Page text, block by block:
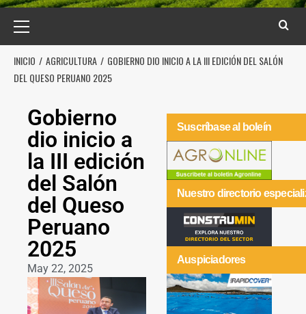
INICIO AGRICULTURA
GOBIERNO DIO INICIO A LA III EDICIÓN DEL SALÓN
DEL QUESO PERUANO 2025
Gobierno
dio inicio a
la III edición
del Salón
del Queso
Peruano
2025
May 22, 2025
Suscríbase al boleín
Nuestro directorio
Auspiciadores